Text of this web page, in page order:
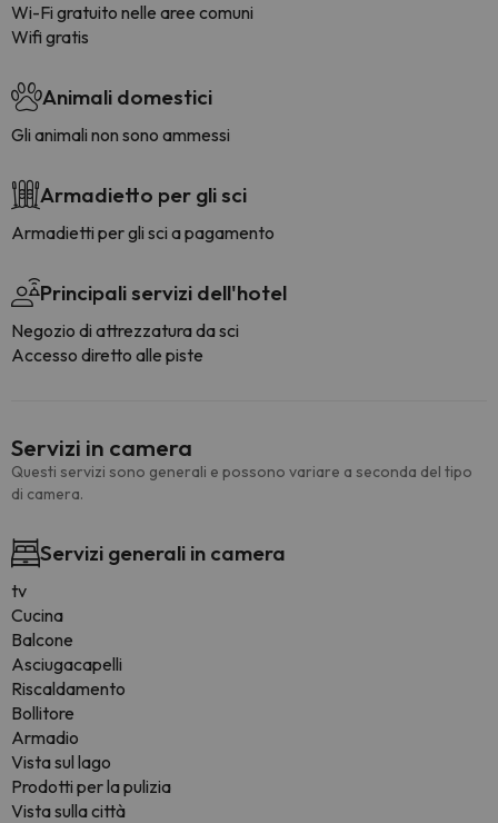
Wi-Fi gratuito nelle aree comuni
Wifi gratis
Animali domestici
Gli animali non sono ammessi
Armadietto per gli sci
Armadietti per gli sci a pagamento
Principali servizi dell'hotel
Negozio di attrezzatura da sci
Accesso diretto alle piste
Servizi in camera
Questi servizi sono generali e possono variare a seconda del tipo
di camera.
Servizi generali in camera
tv
Cucina
Balcone
Asciugacapelli
Riscaldamento
Bollitore
Armadio
Vista sul lago
Prodotti per la pulizia
Vista sulla città